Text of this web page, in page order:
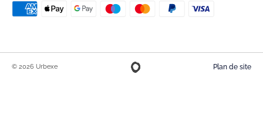
© 2026 Urbexe Plan de site